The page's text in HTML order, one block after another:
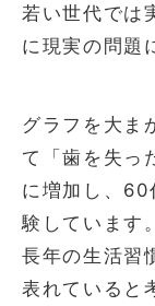
若い世代では
に現実の問題
グラフを大ま
て「歯を失っ
に増加し、60
験しています。
長年の生活習
表れていると